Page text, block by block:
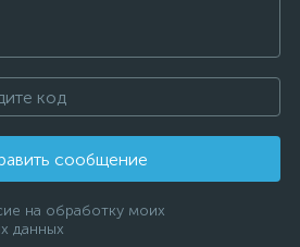
сообщение
на обработку моих
данных